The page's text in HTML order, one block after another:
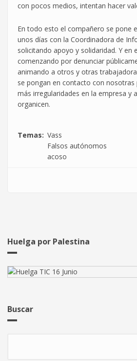
con pocos medios, intentan hacer
En todo esto el compañero se pone
unos días con la Coordinadora de
solicitando apoyo y solidaridad. Y en
comenzando por denunciar
animando a otros y otras
se pongan en contacto con
más irregularidades en la empresa y
organicen.
Temas
Vass
Falsos autónomos
acoso
Huelga por Palestina
Buscar